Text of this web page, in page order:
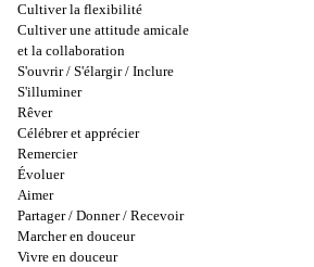
Cultiver la flexibilité
Cultiver une attitude amicale
et la collaboration
S'ouvrir / S'élargir / Inclure
S'illuminer
Rêver
Célébrer et apprécier
Remercier
Évoluer
Aimer
Partager / Donner / Recevoir
Marcher en douceur
Vivre en douceur